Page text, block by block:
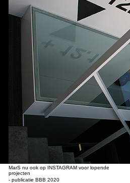
MarS nu ook op INSTAGRAM voor lopende
projecten
- publicatie BBB 2020